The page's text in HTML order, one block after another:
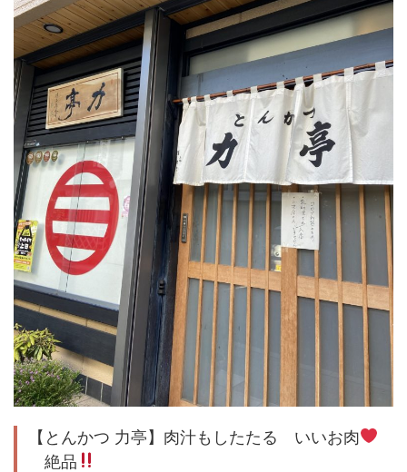
【とんかつ 力亭】肉汁もしたたる いいお肉
絶品